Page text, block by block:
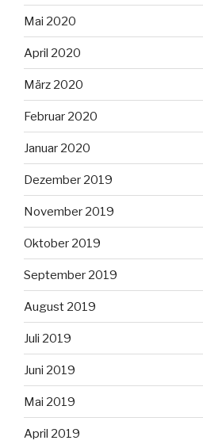
Mai 2020
April 2020
März 2020
Februar 2020
Januar 2020
Dezember 2019
November 2019
Oktober 2019
September 2019
August 2019
Juli 2019
Juni 2019
Mai 2019
April 2019